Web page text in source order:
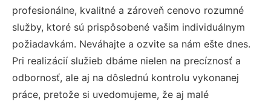
profesionálne, kvalitné a zároveň cenovo rozumné
služby, ktoré sú prispôsobené vašim individuálnym
požiadavkám. Neváhajte a ozvite sa nám ešte dnes.
Pri realizácií služieb dbáme nielen na precíznosť a
odbornosť, ale aj na dôslednú kontrolu vykonanej
práce, pretože si uvedomujeme, že aj malé